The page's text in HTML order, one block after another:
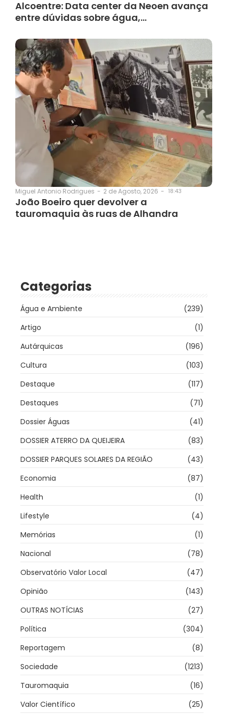
Alcoentre: Data center da Neoen avança
entre dúvidas sobre água,…
Miguel Antonio Rodrigues - 2 de Agosto, 2026 - 18:43
João Boeiro quer devolver a
tauromaquia às ruas de Alhandra
Categorias
Água e Ambiente
(239)
Artigo
(1)
Autárquicas
(196)
Cultura
(103)
Destaque
(117)
Destaques
(71)
Dossier Águas
(41)
DOSSIER ATERRO DA QUEIJEIRA
(83)
DOSSIER PARQUES SOLARES DA REGIÃO
(43)
Economia
(87)
Health
(1)
Lifestyle
(4)
Memórias
(1)
Nacional
(78)
Observatório Valor Local
(47)
Opinião
(143)
OUTRAS NOTÍCIAS
(27)
Política
(304)
Reportagem
(8)
Sociedade
(1213)
Tauromaquia
(16)
Valor Científico
(25)